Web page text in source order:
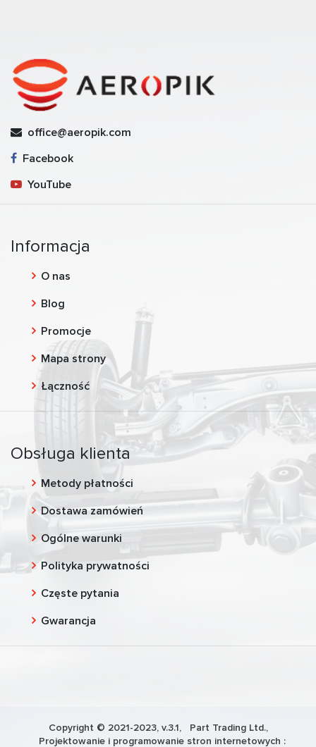
office@aeropik.com
Facebook
YouTube
Informacja
O nas
Blog
Promocje
Mapa strony
Łączność
Obsługa klienta
Metody płatności
Dostawa zamówień
Ogólne warunki
Polityka prywatności
Częste pytania
Gwarancja
Copyright © 2021-2023, v.3.1, Part Trading Ltd.,
Projektowanie i programowanie stron internetowych :